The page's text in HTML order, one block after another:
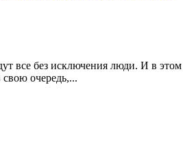
все без исключения люди. И в
очередь,...